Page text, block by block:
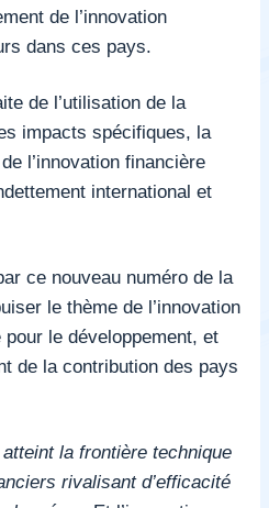
de l’innovation
dans ces pays.
de l’utilisation de la
impacts spécifiques, la
l’innovation financière
international et
ce nouveau numéro de la
le thème de l’innovation
le développement, et
de la contribution des pays
la frontière technique
rivalisant d’efficacité